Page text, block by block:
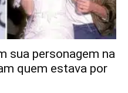
sua personagem na
quem estava por